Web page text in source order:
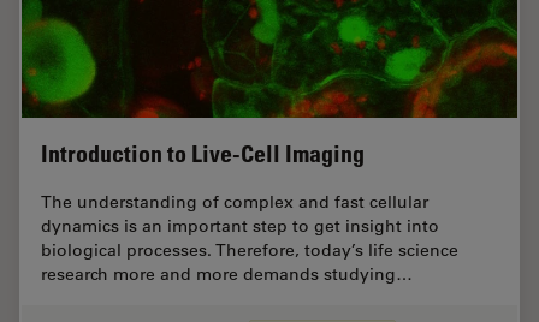
Introduction to Live-Cell Imaging
The understanding of complex and fast cellular
dynamics is an important step to get insight into
biological processes. Therefore, today’s life science
research more and more demands studying…